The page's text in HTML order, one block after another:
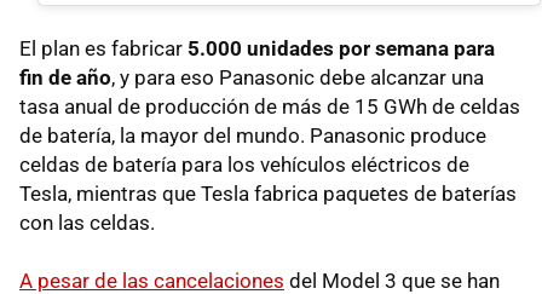
El plan es fabricar 5.000 unidades por semana para
fin de año, y para eso Panasonic debe alcanzar una
tasa anual de producción de más de 15 GWh de celdas
de batería, la mayor del mundo. Panasonic produce
celdas de batería para los vehículos eléctricos de
Tesla, mientras que Tesla fabrica paquetes de baterías
con las celdas.
A pesar de las cancelaciones del Model 3 que se han